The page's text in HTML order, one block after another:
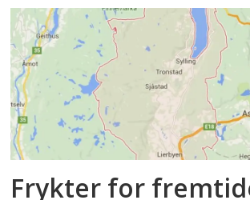
Frykter for